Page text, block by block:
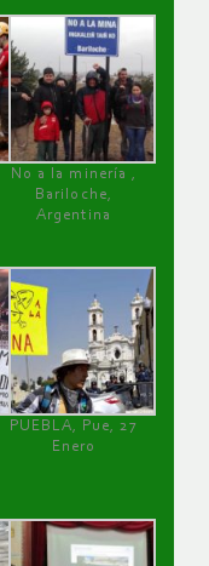
No a la minería ,
Bariloche,
Argentina
PUEBLA, Pue, 27
Enero